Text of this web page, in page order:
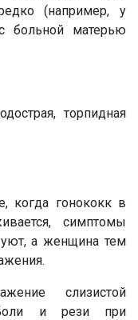
(например, у
больной матерью
торпидная
когда гонококк в
симптомы
а женщина тем
слизистой
Боли и рези при